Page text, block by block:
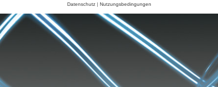
Datenschutz| Nutzungsbedingungen